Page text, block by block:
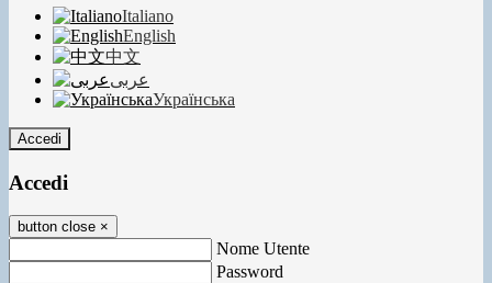
Italiano
English
中文
عربى
Українська
Accedi
Accedi
button close ×
Nome Utente
Password